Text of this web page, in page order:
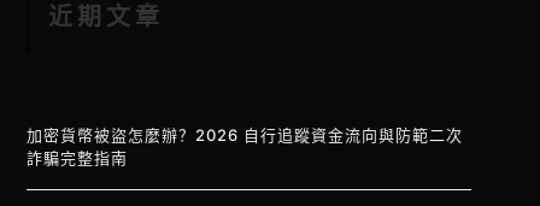
近期文章
加密貨幣被盜怎麼辦？2026 自行追蹤資金流向與防範二次
詐騙完整指南